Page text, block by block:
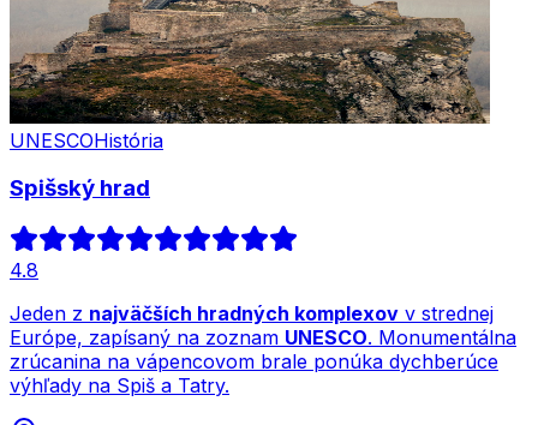
UNESCOHistória
Spišský hrad
4.8
Jeden z najväčších hradných komplexov v strednej
Európe, zapísaný na zoznam UNESCO. Monumentálna
zrúcanina na vápencovom brale ponúka dychberúce
výhľady na Spiš a Tatry.